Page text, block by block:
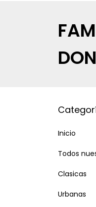
Inicio
Todos
Clasicas
Urbanas